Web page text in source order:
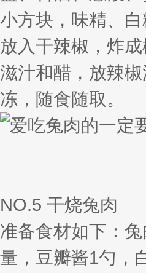
小方块，味精、
放入干辣椒，炸
滋汁和醋，放辣
冻，随食随取。
NO.5 干烧兔肉
准备食材如下：
量，豆瓣酱1勺，